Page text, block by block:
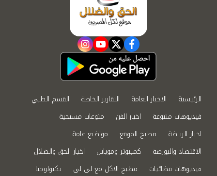
facebook
twitter
youtube
instagram
الرئيسية الاخبار العامة التقارير الخاصة
القسم الطبي
فيديوهات متنوعة
اخبار الفن
منوعات مسيحية
اخبار الرياضة
مطبخ الموقع
مواضيع عامة
الاقتصاد والبورصة
كمبيوتر وموبايل
اخبار الحق والضلال
فيديوهات فضائيات
مطبخ الاكل مع لى لى تكنولوجيا